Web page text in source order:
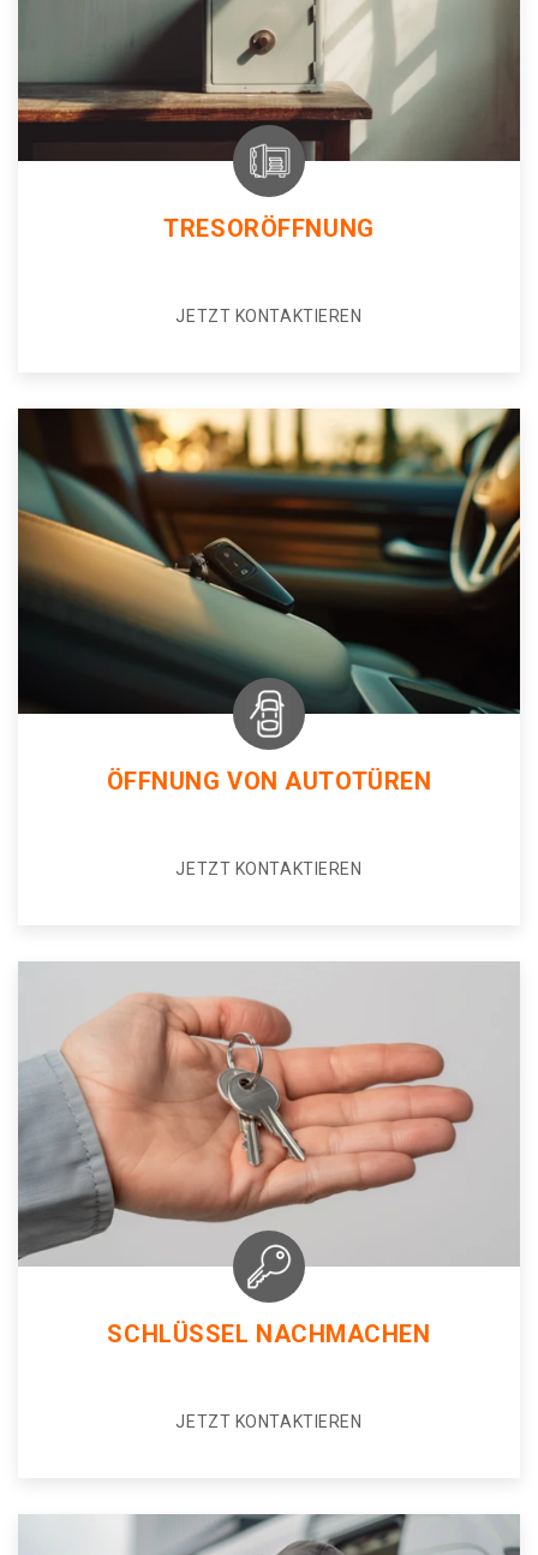
TRESORÖFFNUNG
JETZT KONTAKTIEREN
ÖFFNUNG VON AUTOTÜREN
JETZT KONTAKTIEREN
SCHLÜSSEL NACHMACHEN
JETZT KONTAKTIEREN